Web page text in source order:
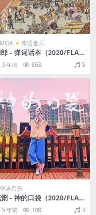
MQA 华语音乐
- 弹词话本（2020/FLA
分轨/570M）(MQA/24bit/
3 年前 863 5
华语音乐
- 神的口袋（2020/FLA
分轨/193M）
5 年前 108 3